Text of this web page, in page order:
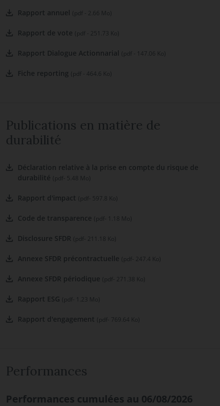
Rapport annuel (pdf - 2.66 Mo)
Rapport de vote (pdf - 251.73 Ko)
Rapport Dialogue Actionnarial (pdf - 147.06 Ko)
Fiche reporting (pdf - 464.6 Ko)
Publications en matière de
durabilité
Déclaration relative à la prise en compte du risque de
durabilité (pdf- 5.48 Mo)
Rapport d'impact (pdf- 597.8 Ko)
Code de transparence (pdf- 1.18 Mo)
Disclosure SFDR (pdf- 211.18 Ko)
Annexe SFDR précontractuelle (pdf- 247.4 Ko)
Annexe SFDR périodique (pdf- 271.38 Ko)
Rapport ESG (pdf- 1.23 Mo)
Rapport d'engagement (pdf- 769.64 Ko)
Performances
Performances cumulées au 06/08/2026